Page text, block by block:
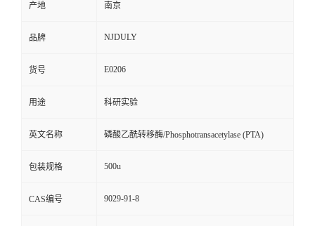
产地 南京
品牌 NJDULY
货号 E0206
用途 科研实验
英文名称 磷酸乙酰转移酶/Phosphotransacetylase (PTA)
包装规格 500u
CAS编号 9029-91-8